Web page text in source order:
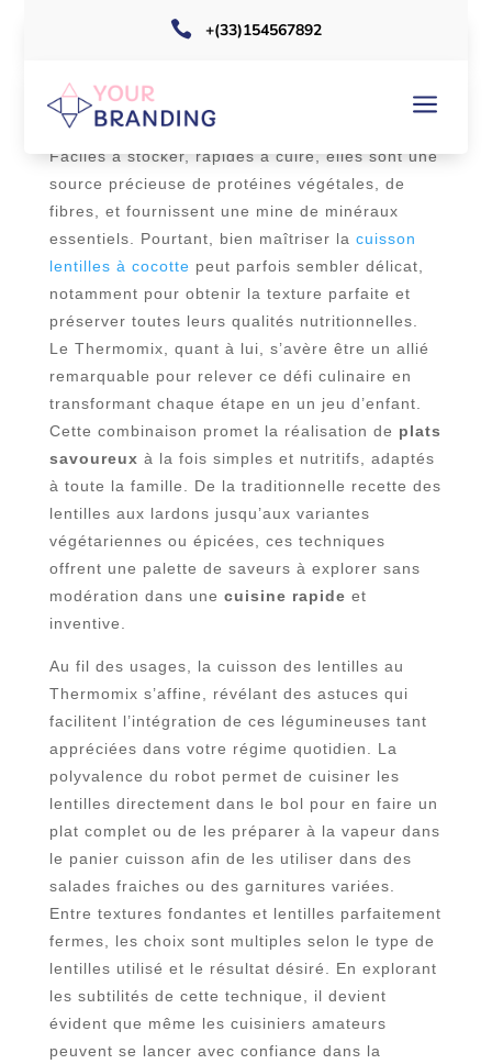
 +(33)154567892
a
Les lentilles s’imposent aujourd’hui comme un
incontournable de la cuisine saine et équilibrée.
Faciles à stocker, rapides à cuire, elles sont une
source précieuse de protéines végétales, de
fibres, et fournissent une mine de minéraux
essentiels. Pourtant, bien maîtriser la cuisson
lentilles à cocotte peut parfois sembler délicat,
notamment pour obtenir la texture parfaite et
préserver toutes leurs qualités nutritionnelles.
Le Thermomix, quant à lui, s’avère être un allié
remarquable pour relever ce défi culinaire en
transformant chaque étape en un jeu d’enfant.
Cette combinaison promet la réalisation de plats
savoureux à la fois simples et nutritifs, adaptés
à toute la famille. De la traditionnelle recette des
lentilles aux lardons jusqu’aux variantes
végétariennes ou épicées, ces techniques
offrent une palette de saveurs à explorer sans
modération dans une cuisine rapide et
inventive.
Au fil des usages, la cuisson des lentilles au
Thermomix s’affine, révélant des astuces qui
facilitent l’intégration de ces légumineuses tant
appréciées dans votre régime quotidien. La
polyvalence du robot permet de cuisiner les
lentilles directement dans le bol pour en faire un
plat complet ou de les préparer à la vapeur dans
le panier cuisson afin de les utiliser dans des
salades fraiches ou des garnitures variées.
Entre textures fondantes et lentilles parfaitement
fermes, les choix sont multiples selon le type de
lentilles utilisé et le résultat désiré. En explorant
les subtilités de cette technique, il devient
évident que même les cuisiniers amateurs
peuvent se lancer avec confiance dans la